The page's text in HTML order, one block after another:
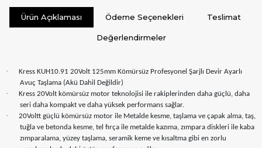
Ürün Açıklaması Ödeme Seçenekleri Teslimat
Değerlendirmeler
·
Kress KUH10.91 20Volt 125mm Kömürsüz Profesyonel Şarjlı Devir Ayarlı
Avuç Taşlama (Akü Dahil Değildir)
·
Kress 20Volt kömürsüz motor teknolojisi ile rakiplerinden daha güçlü, daha
seri daha kompakt ve daha yüksek performans sağlar.
·
20Voltt güçlü kömürsüz motor ile Metalde kesme, taşlama ve çapak alma, taş,
tuğla ve betonda kesme, tel fırça ile metalde kazıma, zımpara diskleri ile kaba
zımparalama, yüzey taşlama, seramik keme ve kısaltma gibi en zorlu